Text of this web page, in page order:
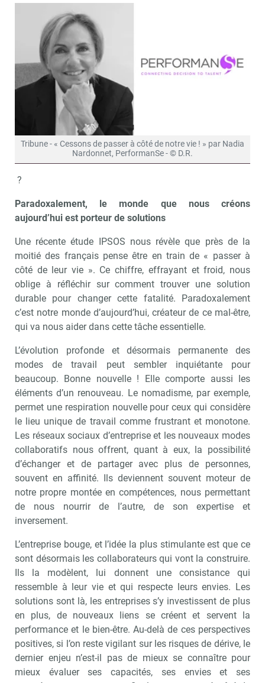
Tribune - « Cessons de passer à côté de notre vie ! » par Nadia
Nardonnet, PerformanSe - © D.R.
?
Paradoxalement, le monde que nous créons
aujourd’hui est porteur de solutions
Une récente étude IPSOS nous révèle que près de la
moitié des français pense être en train de « passer à
côté de leur vie ». Ce chiffre, effrayant et froid, nous
oblige à réfléchir sur comment trouver une solution
durable pour changer cette fatalité. Paradoxalement
c’est notre monde d’aujourd’hui, créateur de ce mal-être,
qui va nous aider dans cette tâche essentielle.
L’évolution profonde et désormais permanente des
modes de travail peut sembler inquiétante pour
beaucoup. Bonne nouvelle ! Elle comporte aussi les
éléments d’un renouveau. Le nomadisme, par exemple,
permet une respiration nouvelle pour ceux qui considère
le lieu unique de travail comme frustrant et monotone.
Les réseaux sociaux d’entreprise et les nouveaux modes
collaboratifs nous offrent, quant à eux, la possibilité
d’échanger et de partager avec plus de personnes,
souvent en affinité. Ils deviennent souvent moteur de
notre propre montée en compétences, nous permettant
de nous nourrir de l’autre, de son expertise et
inversement.
L’entreprise bouge, et l’idée la plus stimulante est que ce
sont désormais les collaborateurs qui vont la construire.
Ils la modèlent, lui donnent une consistance qui
ressemble à leur vie et qui respecte leurs envies. Les
solutions sont là, les entreprises s’y investissent de plus
en plus, de nouveaux liens se créent et servent la
performance et le bien-être. Au-delà de ces perspectives
positives, si l’on reste vigilant sur les risques de dérive, le
dernier enjeu n’est-il pas de mieux se connaître pour
mieux évaluer ses capacités, ses envies et ses